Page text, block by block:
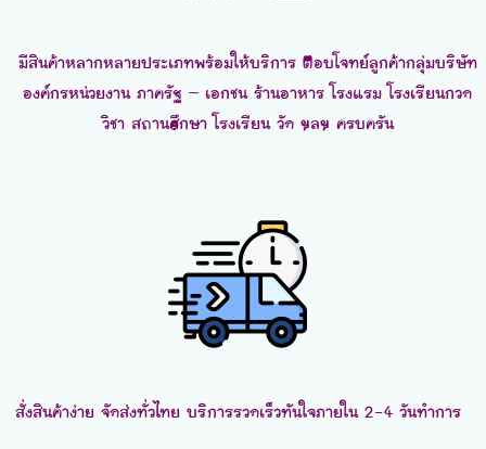
มีสินค้าหลากหลายประเภทพร้อมให้บริการ ตอบโจทย์ลูกค้ากลุ่มบริษัท
องค์กรหน่วยงาน ภาครัฐ – เอกชน ร้านอาหาร โรงแรม โรงเรียนกวด
วิชา สถานศึกษา โรงเรียน วัด ฯลฯ ครบครัน
สั่งสินค้าง่าย จัดส่งทั่วไทย บริการรวดเร็วทันใจภายใน 2-4 วันทำการ